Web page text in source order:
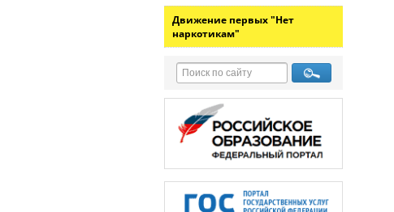
Движение первых "Нет
наркотикам"